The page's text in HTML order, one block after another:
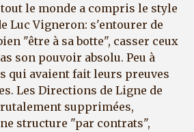
tout le monde a compris le style
Luc Vigneron: s'entourer de
"être à sa botte", casser ceux
son pouvoir absolu. Peu à
qui avaient fait leurs preuves
Les Directions de Ligne de
supprimées,
structure "par contrats",